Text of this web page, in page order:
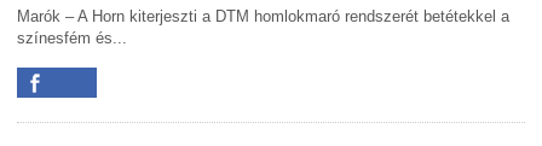
Marók – A Horn kiterjeszti a DTM homlokmaró rendszerét betétekkel a
színesfém és...